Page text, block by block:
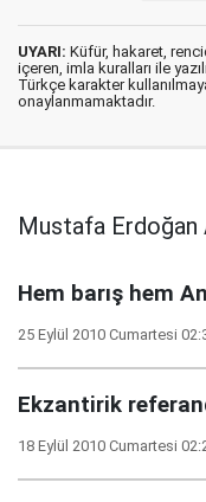
UYARI: Küfür, hakaret,
içeren, imla kuralları ile
Türkçe karakter
onaylanmamaktadır.
Mustafa Erdoğan
Hem barış hem
25 Eylül 2010 Cumartesi
Ekzantirik
18 Eylül 2010 Cumartesi